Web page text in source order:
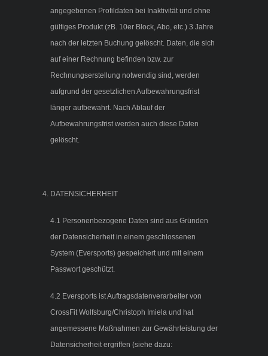
angegebenen Profildaten bei Inaktivität und ohne
gültiges Produkt (zB. 10er Block, Abo, etc.) 3 Jahre
nach der letzten Buchung gelöscht. Daten, die sich
auf einer Rechnung befinden bzw. zur
Rechnungserstellung notwendig sind, werden
aufgrund der gesetzlichen Aufbewahrungsfrist
länger aufbewahrt. Nach Ablauf der
Aufbewahrungsfrist werden auch diese Daten
gelöscht.
DATENSICHERHEIT
4.1 Personenbezogene Daten sind aus Gründen
der Datensicherheit in einem geschlossenen
System (Eversports) gespeichert und mit einem
Passwort geschützt.
4.2 Eversports ist Auftragsdatenverarbeiter von
CrossFit Wolfsburg/Christoph Imiela und hat
angemessene Maßnahmen zur Gewährleistung der
Datensicherheit ergriffen (siehe dazu: